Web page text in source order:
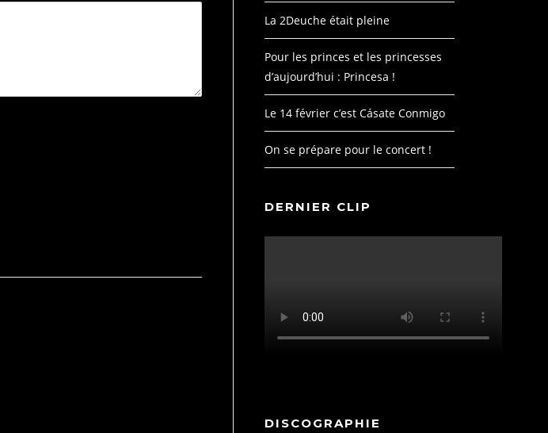
La 2Deuche était pleine
Pour les princes et les princesses
d’aujourd’hui : Princesa !
Le 14 février c’est Cásate Conmigo
On se prépare pour le concert !
DERNIER CLIP
DISCOGRAPHIE